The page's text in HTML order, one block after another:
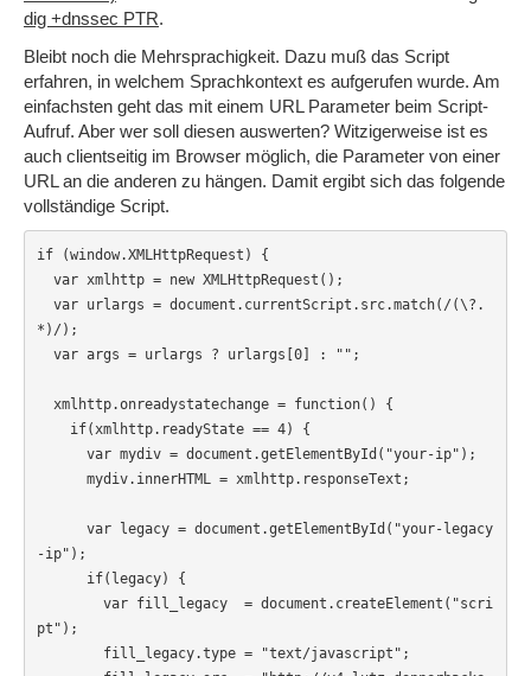
dig +dnssec PTR.
Bleibt noch die Mehrsprachigkeit. Dazu muß das Script
erfahren, in welchem Sprachkontext es aufgerufen wurde. Am
einfachsten geht das mit einem URL Parameter beim Script-
Aufruf. Aber wer soll diesen auswerten? Witzigerweise ist es
auch clientseitig im Browser möglich, die Parameter von einer
URL an die anderen zu hängen. Damit ergibt sich das folgende
vollständige Script.
if (window.XMLHttpRequest) {
var xmlhttp = new XMLHttpRequest();
var urlargs = document.currentScript.src.match(/(\?.
*)/);
var args = urlargs ? urlargs[0] : "";
xmlhttp.onreadystatechange = function() {
if(xmlhttp.readyState == 4) {
var mydiv = document.getElementById("your-ip");
mydiv.innerHTML = xmlhttp.responseText;
var legacy = document.getElementById("your-legacy
-ip");
if(legacy) {
var fill_legacy  = document.createElement("scri
pt");
fill_legacy.type = "text/javascript";